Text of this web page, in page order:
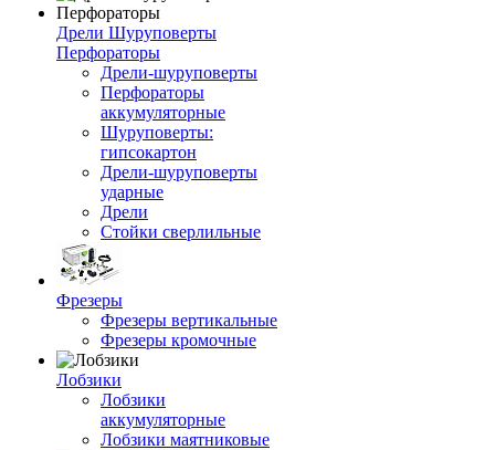
Дрели Шуруповерты
Перфораторы
Дрели-шуруповерты
Перфораторы
аккумуляторные
Шуруповерты:
гипсокартон
Дрели-шуруповерты
ударные
Дрели
Стойки сверлильные
Фрезеры
Фрезеры вертикальные
Фрезеры кромочные
Лобзики
Лобзики
аккумуляторные
Лобзики маятниковые